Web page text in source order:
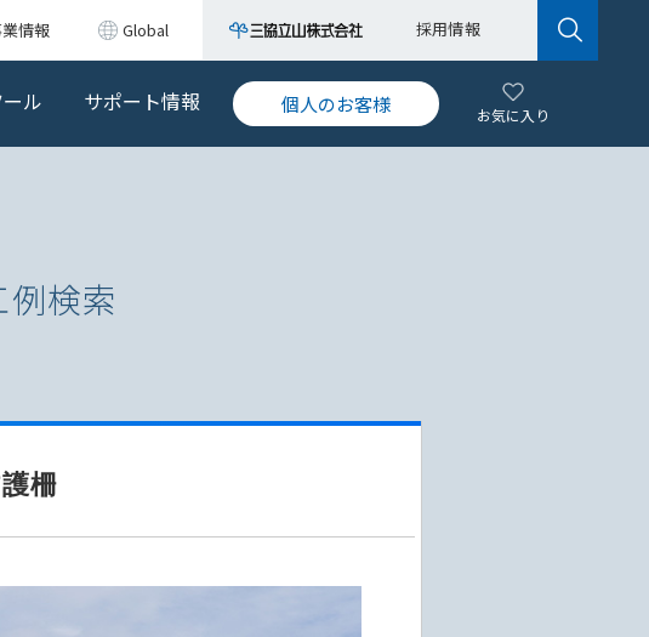
情報 Global 採用情報
ル サポート情報 個人のお客様 お気に入り
例検索
柵